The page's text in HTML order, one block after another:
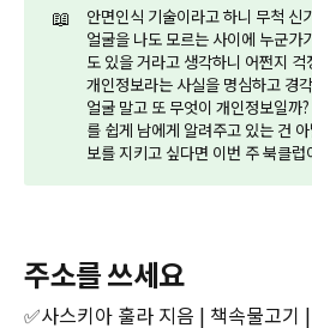
📖
안면인식 기술이라고 하니 무척 신
얼굴을 나도 모르는 사이에 누군가
도 있을 거라고 생각하니 어쩐지
개인정보라는 사실을 명심하고 경
얼굴 말고 또 무엇이 개인정보일까
를 쉽게 남에게 알려주고 있는 건
보를 지키고 싶다면 이번 주 북클
주소를 쓰세요
✅사스키아 훌라 지음 | 책속물고기